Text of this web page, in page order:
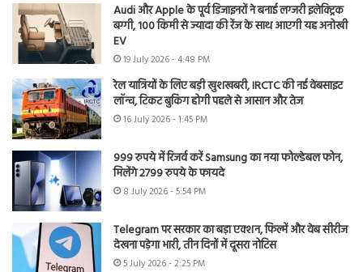
Audi और Apple के पूर्व डिजाइनरों ने बनाई लग्जरी इलेक्ट्रिक
बग्गी, 100 किमी से ज्यादा की रेंज के साथ आएगी यह अनोखी
EV
19 July 2026 - 4:48 PM
रेल यात्रियों के लिए बड़ी खुशखबरी, IRCTC की नई वेबसाइट
लॉन्च, टिकट बुकिंग होगी पहले से आसान और तेज
16 July 2026 - 1:45 PM
999 रुपये में रिजर्व करें Samsung का नया फोल्डेबल फोन,
मिलेंगे 2799 रुपये के फायदे
8 July 2026 - 5:54 PM
Telegram पर सरकार का बड़ा एक्शन, फिल्में और वेब सीरीज
देखना पड़ेगा भारी, तीन दिनों में दूसरा नोटिस
5 July 2026 - 2:25 PM